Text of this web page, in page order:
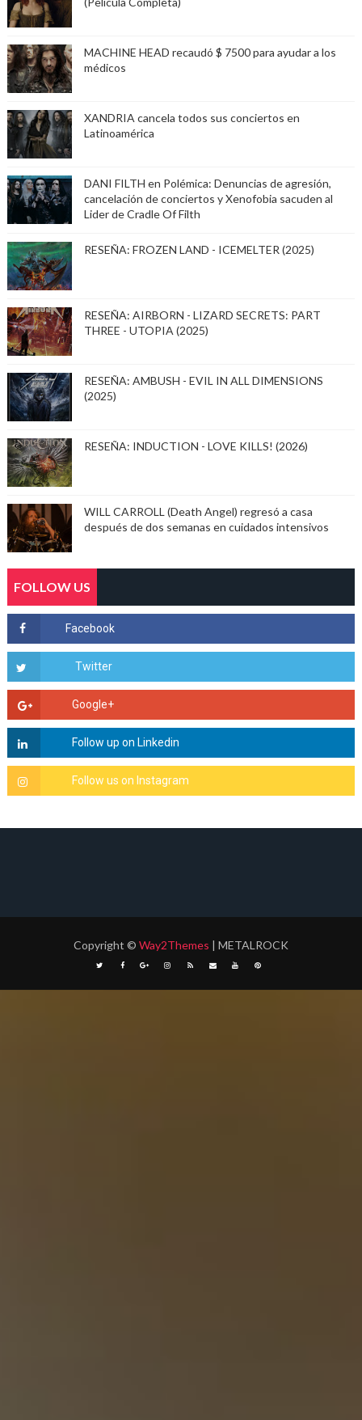
MACHINE HEAD recaudó $ 7500 para ayudar a los
médicos
XANDRIA cancela todos sus conciertos en
Latinoamérica
DANI FILTH en Polémica: Denuncias de agresión,
cancelación de conciertos y Xenofobia sacuden al
Lider de Cradle Of Filth
RESEÑA: FROZEN LAND - ICEMELTER (2025)
RESEÑA: AIRBORN - LIZARD SECRETS: PART
THREE - UTOPIA (2025)
RESEÑA: AMBUSH - EVIL IN ALL DIMENSIONS
(2025)
RESEÑA: INDUCTION - LOVE KILLS! (2026)
WILL CARROLL (Death Angel) regresó a casa
después de dos semanas en cuidados intensivos
FOLLOW US
Copyright © Way2Themes | METALROCK